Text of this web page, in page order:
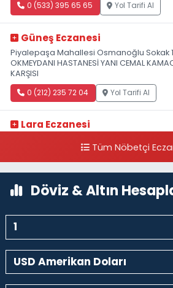
0 (533) 395 65 65 Yol Tarifi Al
Güneş Eczanesi
Piyalepaşa Mahallesi Osmanoğlu Sokak 10
OKMEYDANI HASTANESİ YANI CEMAL
KARŞISI
0 (212) 235 72 04 Yol Tarifi Al
Lara Eczanesi
HASTANESİ KARŞISI
Tüm Nöbetçi
Döviz & Altın